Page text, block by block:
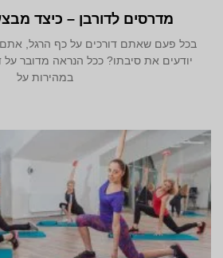
מדרסים לדורבן – כיצד
בכל פעם שאתם דורכים על כף הרגל, אתם
יודעים את סיבתו? ככל הנראה מדובר על
במהירות על